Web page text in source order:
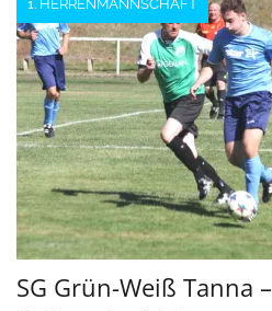
1. HERRENMANNSCHAFT
SG Grün-Weiß Tanna